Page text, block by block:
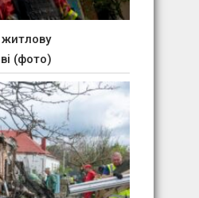
житлову
(фото)